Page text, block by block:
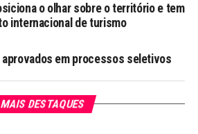
o olhar sobre o território e tem
internacional de turismo
aprovados em processos seletivos
MAIS DESTAQUES